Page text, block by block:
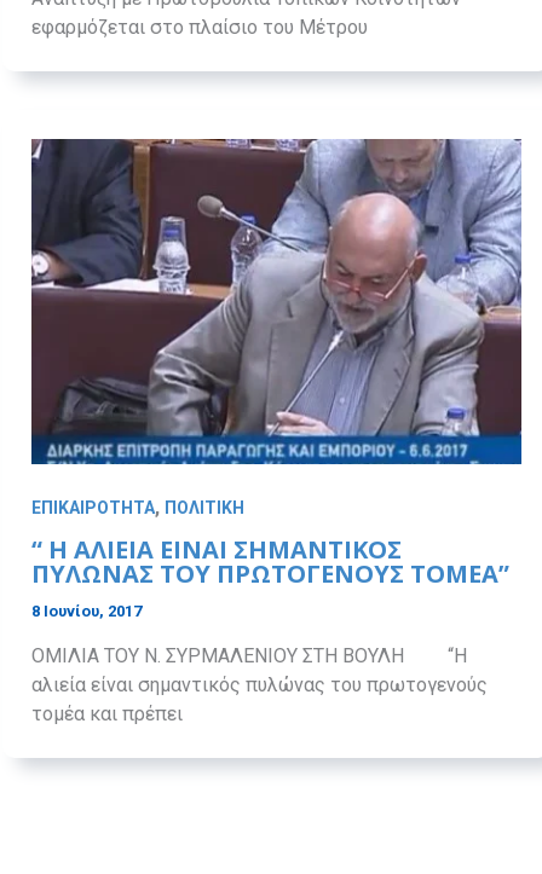
εφαρμόζεται στο πλαίσιο του Μέτρου
ΕΠΙΚΑΙΡΟΤΗΤΑ, ΠΟΛΙΤΙΚΗ
“ Η ΑΛΙΕΙΑ ΕΙΝΑΙ ΣΗΜΑΝΤΙΚΟΣ
ΠΥΛΩΝΑΣ ΤΟΥ ΠΡΩΤΟΓΕΝΟΥΣ ΤΟΜΕΑ”
8 Ιουνίου, 2017
ΟΜΙΛΙΑ ΤΟΥ Ν. ΣΥΡΜΑΛΕΝΙΟΥ ΣΤΗ ΒΟΥΛΗ “Η
αλιεία είναι σημαντικός πυλώνας του πρωτογενούς
τομέα και πρέπει